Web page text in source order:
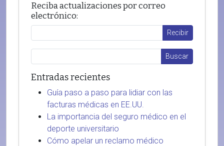
Reciba actualizaciones por correo
electrónico:
Entradas recientes
Guía paso a paso para lidiar con las
facturas médicas en EE.UU.
La importancia del seguro médico en el
deporte universitario
Cómo apelar un reclamo médico